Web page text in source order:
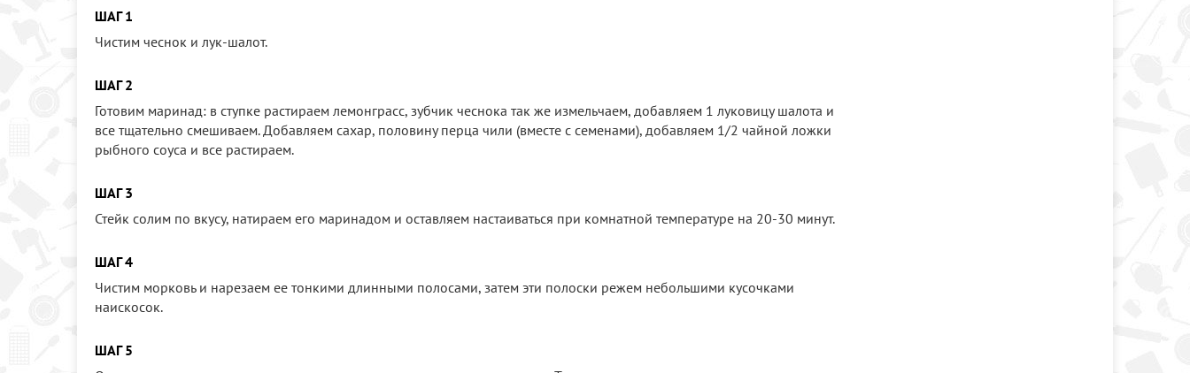
ШАГ 1
Чистим чеснок и лук-шалот.
ШАГ 2
Готовим маринад: в ступке растираем лемонграсс, зубчик чеснока так же измельчаем, добавляем 1 луковицу шалота и
все тщательно смешиваем. Добавляем сахар, половину перца чили (вместе с семенами), добавляем 1/2 чайной ложки
рыбного соуса и все растираем.
ШАГ 3
Стейк солим по вкусу, натираем его маринадом и оставляем настаиваться при комнатной температуре на 20-30 минут.
ШАГ 4
Чистим морковь и нарезаем ее тонкими длинными полосами, затем эти полоски режем небольшими кусочками
наискосок.
ШАГ 5